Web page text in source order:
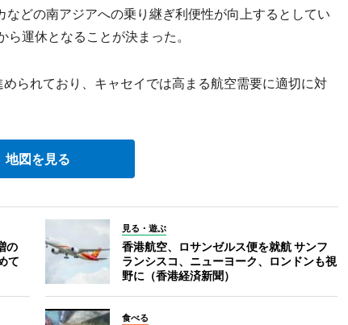
どの南アジアへの乗り継ぎ利便性が向上するとしてい
運休となることが決まった。
られており、キャセイでは高まる航空需要に適切に対
地図を見る
の
て
見る・遊ぶ
香港航空、ロサンゼルス便を就航 サンフ
ランシスコ、ニューヨーク、ロンドンも視
野に（香港経済新聞）
食べる